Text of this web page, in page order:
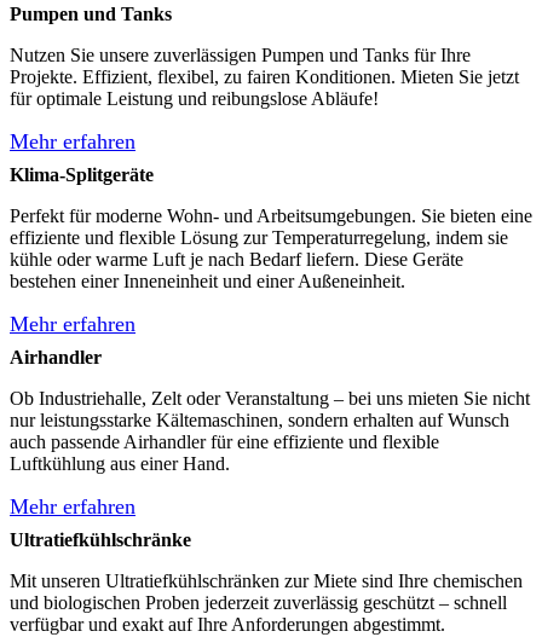
Pumpen und Tanks
Nutzen Sie unsere zuverlässigen Pumpen und Tanks für Ihre
Projekte. Effizient, flexibel, zu fairen Konditionen. Mieten Sie jetzt
für optimale Leistung und reibungslose Abläufe!
Mehr erfahren
Klima-Splitgeräte
Perfekt für moderne Wohn- und Arbeitsumgebungen. Sie bieten eine
effiziente und flexible Lösung zur Temperaturregelung, indem sie
kühle oder warme Luft je nach Bedarf liefern. Diese Geräte
bestehen einer Inneneinheit und einer Außeneinheit.
Mehr erfahren
Airhandler
Ob Industriehalle, Zelt oder Veranstaltung – bei uns mieten Sie nicht
nur leistungsstarke Kältemaschinen, sondern erhalten auf Wunsch
auch passende Airhandler für eine effiziente und flexible
Luftkühlung aus einer Hand.
Mehr erfahren
Ultratiefkühlschränke
Mit unseren Ultratiefkühlschränken zur Miete sind Ihre chemischen
und biologischen Proben jederzeit zuverlässig geschützt – schnell
verfügbar und exakt auf Ihre Anforderungen abgestimmt.